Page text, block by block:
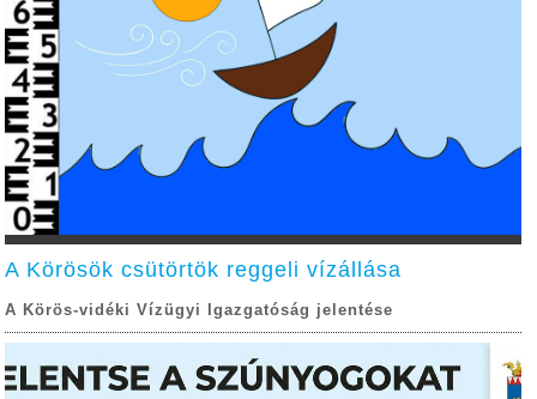
A Körösök csütörtök reggeli vízállása
A Körös-vidéki Vízügyi Igazgatóság jelentése